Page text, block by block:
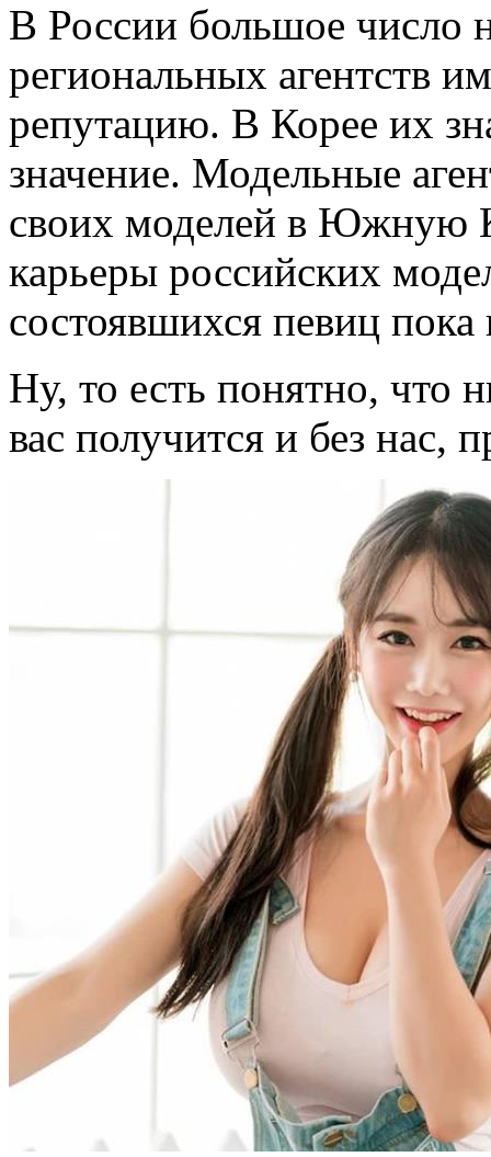
В России большое число
региональных агентств
репутацию. В Корее их
значение. Модельные
своих моделей в Южную
карьеры российских
состоявшихся певиц пока
Ну, то есть понятно, что
вас получится и без нас,